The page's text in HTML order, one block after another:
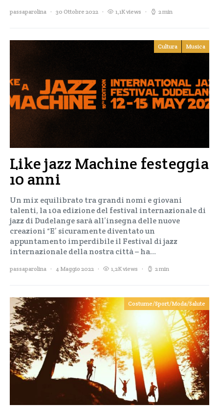
passaparolina 30 Ottobre 2022 1,1K views 2 min
Cultura Musica
Like jazz Machine festeggia
10 anni
Un mix equilibrato tra grandi nomi e giovani
talenti, la 10a edizione del festival internazionale di
jazz di Dudelange sarà all’insegna delle nuove
creazioni “E’ sicuramente diventato un
appuntamento imperdibile il Festival di jazz
internazionale della nostra città – ha…
passaparolina 4 Maggio 2022 1,2K views 2 min
Costume/Sport/Moda/Salute